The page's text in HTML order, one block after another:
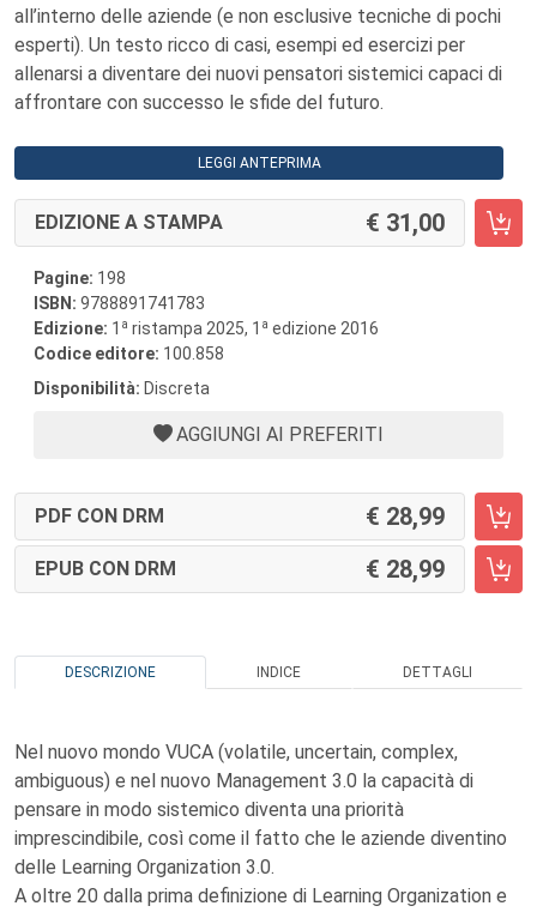
all’interno delle aziende (e non esclusive tecniche di pochi
esperti). Un testo ricco di casi, esempi ed esercizi per
allenarsi a diventare dei nuovi pensatori sistemici capaci di
affrontare con successo le sfide del futuro.
LEGGI ANTEPRIMA
EDIZIONE A STAMPA 31,00
Pagine: 198
ISBN: 9788891741783
Edizione: 1 a ristampa 2025, 1 a edizione 2016
Codice editore: 100.858
Disponibilità: Discreta
AGGIUNGI AI PREFERITI
PDF CON DRM 28,99
EPUB CON DRM 28,99
DESCRIZIONE INDICE DETTAGLI
Nel nuovo mondo VUCA (volatile, uncertain, complex,
ambiguous) e nel nuovo Management 3.0 la capacità di
pensare in modo sistemico diventa una priorità
imprescindibile, così come il fatto che le aziende diventino
delle Learning Organization 3.0.
A oltre 20 dalla prima definizione di Learning Organization e